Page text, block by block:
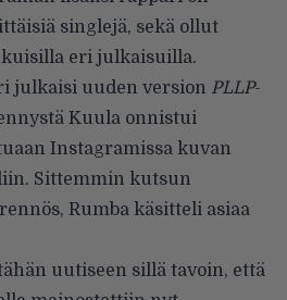
singlejä, sekä ollut
eri julkaisuilla.
julkaisi uuden version PLLP-
Kuula onnistui
Instagramissa kuvan
Sittemmin kutsun
Rumba käsitteli asiaa
uutiseen sillä tavoin, että